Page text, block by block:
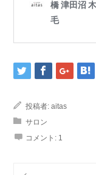
投稿者: aitas
サロン
コメント: 1